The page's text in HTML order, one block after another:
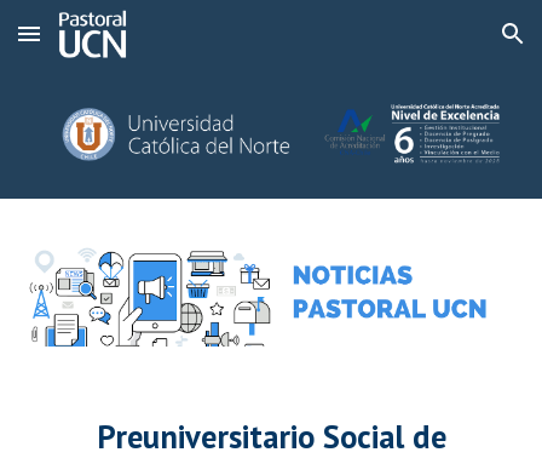
Skip to main content Skip to navigation
Preuniversitario Social de